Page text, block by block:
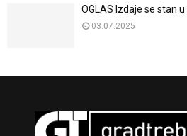
OGLAS Izdaje se stan
03.07.2025